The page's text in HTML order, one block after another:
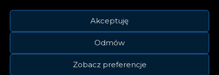
Akceptuję
Odmów
Zobacz preferencje
Londynie 15 marca w O2 Forum Kentish
Town. Bilety dostępne są na każdy z
koncertów, już w ilości limitowanej do
nabyciaTUTAJ.